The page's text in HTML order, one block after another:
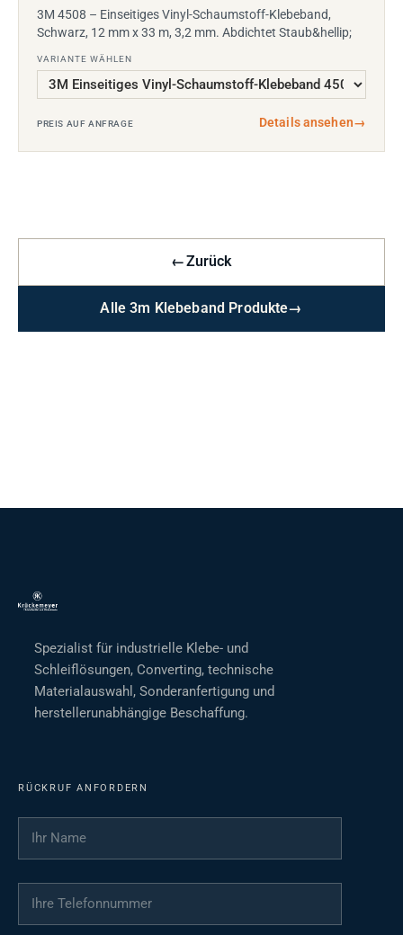
3M 4508 – Einseitiges Vinyl-Schaumstoff-Klebeband,
Schwarz, 12 mm x 33 m, 3,2 mm. Abdichtet Staub&hellip;
VARIANTE WÄHLEN
PREIS AUF ANFRAGE Details ansehen→
←Zurück
Alle 3m Klebeband Produkte→
Spezialist für industrielle Klebe- und
Schleiflösungen, Converting, technische
Materialauswahl, Sonderanfertigung und
herstellerunabhängige Beschaffung.
RÜCKRUF ANFORDERN
Ihr Name
Ihre Telefonnummer